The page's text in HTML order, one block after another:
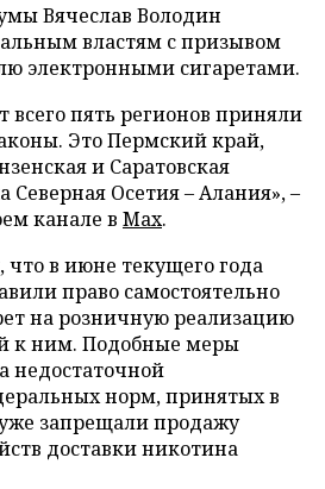
Вячеслав Володин
властям с призывом
электронными сигаретами.
пять регионов приняли
Это Пермский край,
и Саратовская
Северная Осетия – Алания», –
канале в Max.
в июне текущего года
право самостоятельно
на розничную реализацию
к ним. Подобные меры
недостаточной
норм, принятых в
запрещали продажу
доставки никотина